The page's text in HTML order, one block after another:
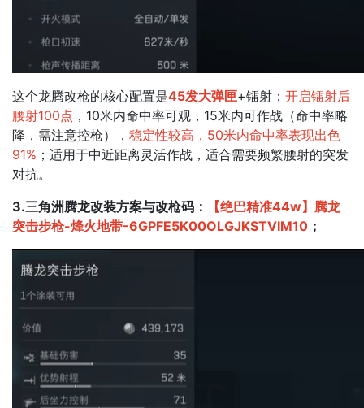
这个龙腾改枪的核心配置是45发大弹匣+镭射； ​开启镭射后
腰射100点 ，10米内命中率可观，15米内可作战（命中率略
降，需注意控枪）， 稳定性较高，50米内命中率表现出色
91% ；​适用于中近距离灵活作战，适合需要频繁腰射的突发
对抗。
3.三角洲腾龙改装方案与改枪码：
【绝巴精准44w】腾龙
突击步枪-烽火地带-6GPFE5K00OLGJKSTVIM10 ；